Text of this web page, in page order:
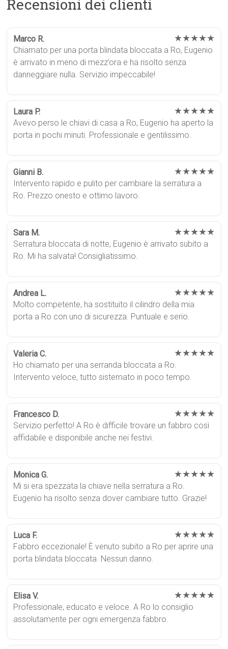
Recensioni dei clienti
Marco R. ★★★★★
Chiamato per una porta blindata bloccata a Ro, Eugenio
è arrivato in meno di mezz’ora e ha risolto senza
danneggiare nulla. Servizio impeccabile!
Laura P. ★★★★★
Avevo perso le chiavi di casa a Ro, Eugenio ha aperto la
porta in pochi minuti. Professionale e gentilissimo.
Gianni B. ★★★★★
Intervento rapido e pulito per cambiare la serratura a
Ro. Prezzo onesto e ottimo lavoro.
Sara M. ★★★★★
Serratura bloccata di notte, Eugenio è arrivato subito a
Ro. Mi ha salvata! Consigliatissimo.
Andrea L. ★★★★★
Molto competente, ha sostituito il cilindro della mia
porta a Ro con uno di sicurezza. Puntuale e serio.
Valeria C. ★★★★★
Ho chiamato per una serranda bloccata a Ro.
Intervento veloce, tutto sistemato in poco tempo.
Francesco D. ★★★★★
Servizio perfetto! A Ro è difficile trovare un fabbro così
affidabile e disponibile anche nei festivi.
Monica G. ★★★★★
Mi si era spezzata la chiave nella serratura a Ro.
Eugenio ha risolto senza dover cambiare tutto. Grazie!
Luca F. ★★★★★
Fabbro eccezionale! È venuto subito a Ro per aprire una
porta blindata bloccata. Nessun danno.
Elisa V. ★★★★★
Professionale, educato e veloce. A Ro lo consiglio
assolutamente per ogni emergenza fabbro.